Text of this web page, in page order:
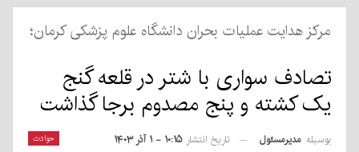
مرکز هدایت عملیات بحران دانشگاه علوم پزشکی کرمان؛
تصادف سواری با شتر در قلعه گنج
یک کشته و پنج مصدوم برجا گذاشت
حوادث بوسیله مدیرمسئول تاریخ انتشار ۱۰:۱۵ - ۱ آذر ۱۴۰۳